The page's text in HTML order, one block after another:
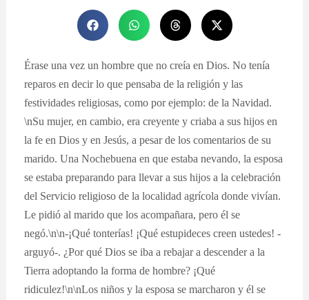
Érase una vez un hombre que no creía en Dios. No tenía
reparos en decir lo que pensaba de la religión y las
festividades religiosas, como por ejemplo: de la Navidad.
\nSu mujer, en cambio, era creyente y criaba a sus hijos en
la fe en Dios y en Jesús, a pesar de los comentarios de su
marido. Una Nochebuena en que estaba nevando, la esposa
se estaba preparando para llevar a sus hijos a la celebración
del Servicio religioso de la localidad agrícola donde vivían.
Le pidió al marido que los acompañara, pero él se
negó.\n\n-¡Qué tonterías! ¡Qué estupideces creen ustedes! -
arguyó-. ¿Por qué Dios se iba a rebajar a descender a la
Tierra adoptando la forma de hombre? ¡Qué
ridiculez!\n\nLos niños y la esposa se marcharon y él se